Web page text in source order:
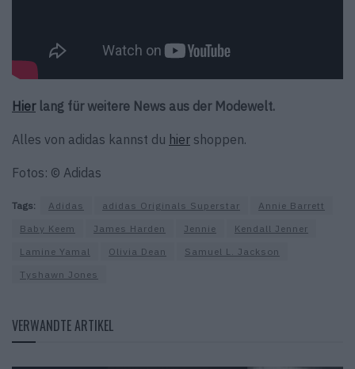
Hierlang für weitere News aus der Modewelt.
Alles von adidas kannst du hier shoppen.
Fotos: © Adidas
Tags: Adidas adidas Originals Superstar
Annie Barrett
Baby Keem
James Harden Jennie
Kendall Jenner
Lamine Yamal
Olivia Dean
Samuel L. Jackson
Tyshawn Jones
VERWANDTE ARTIKEL